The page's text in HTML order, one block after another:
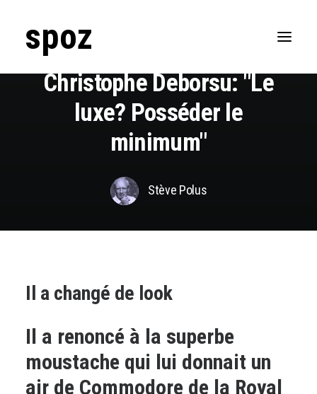
spoz
Lifestyle
Ailleurs
Business
DansPassions
13
Christophe Deborsu: "Le
luxe? Posséder le
minimum"
Stève Polus
Il a changé de look
Il a renoncé à la superbe
moustache qui lui donnait un
air de Commodore de la Royal